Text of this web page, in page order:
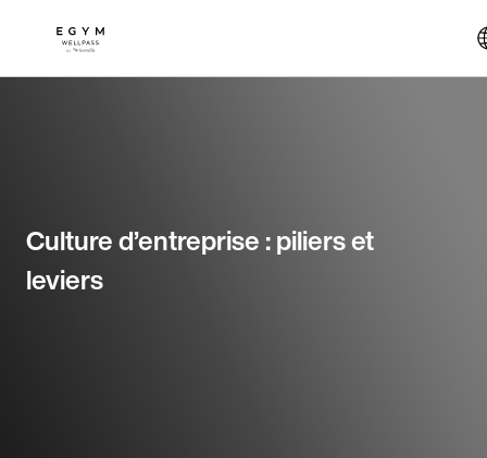
contenu
Culture d’entreprise : piliers et
leviers